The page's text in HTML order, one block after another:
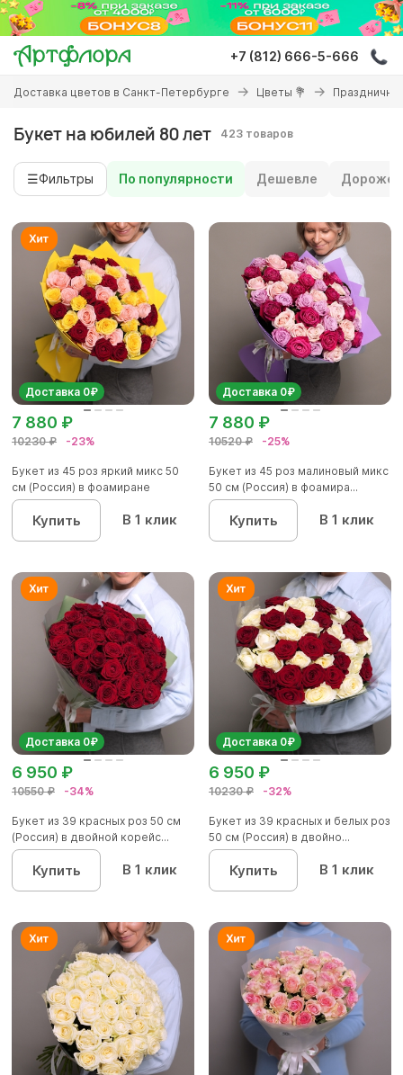
Перейти
основному
содержанию
+7 (812) 666-5-666
Вы
здесь
Доставка цветов в Санкт-Петербурге Цветы 💐
Букет на юбилей 80 лет 423 товаров
☰Фильтры По популярности Дешевле Дороже
Доставка 0₽
10230 ₽ -23%
7 880 ₽
Букет из 45 роз яркий микс 50
см (Россия) в фоамиране
Купить В 1 клик
Доставка 0₽
10520 ₽ -25%
7 880 ₽
Букет из 45 роз малиновый микс
50 см (Россия) в фоамира...
Купить В 1 клик
Доставка 0₽
10550 ₽ -34%
6 950 ₽
Букет из 39 красных роз 50 см
(Россия) в двойной корейс...
Купить В 1 клик
Доставка 0₽
10230 ₽ -32%
6 950 ₽
Букет из 39 красных и белых роз
50 см (Россия) в двойно...
Купить В 1 клик